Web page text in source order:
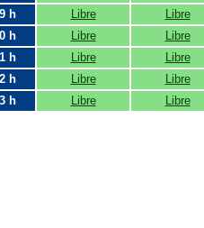
h
Libre Libre
h
Libre Libre
h
Libre Libre
h
Libre Libre
h
Libre Libre